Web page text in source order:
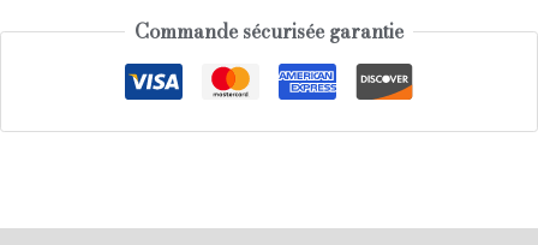
Commande sécurisée garantie